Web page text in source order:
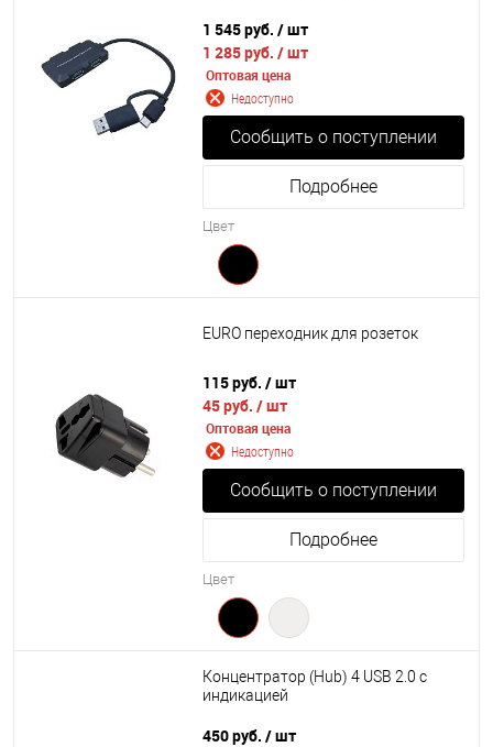
1 545 руб. / шт
1 285 руб. / шт
Оптовая цена
Недоступно
Сообщить о поступлении
Подробнее
Цвет
EURO переходник для розеток
115 руб. / шт
45 руб. / шт
Оптовая цена
Недоступно
Сообщить о поступлении
Подробнее
Цвет
Концентратор (Hub) 4 USB 2.0 с
индикацией
450 руб. / шт